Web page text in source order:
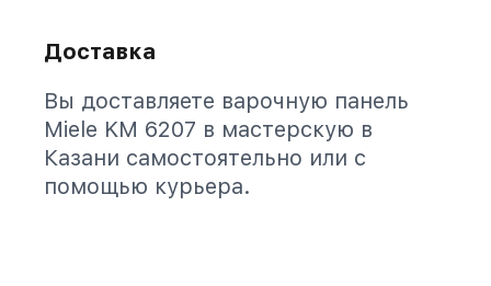
Доставка
Вы доставляете варочную панель
Miele KM 6207 в мастерскую в
Казани самостоятельно или с
помощью курьера.